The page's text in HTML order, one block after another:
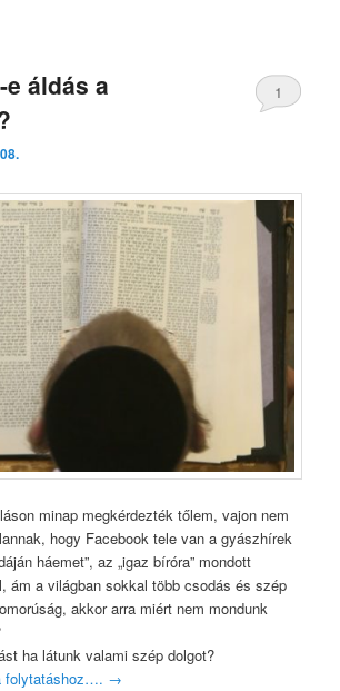
áldás a
1
minap megkérdezték tőlem, vajon nem
hogy Facebook tele van a gyászhírek
háemet”, az „igaz bíróra” mondott
ám a világban sokkal több csodás és szép
akkor arra miért nem mondunk
ha látunk valami szép dolgot?
folytatáshoz…. →